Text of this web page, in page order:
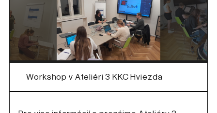
Workshop v Ateliéri 3 KKC Hviezda